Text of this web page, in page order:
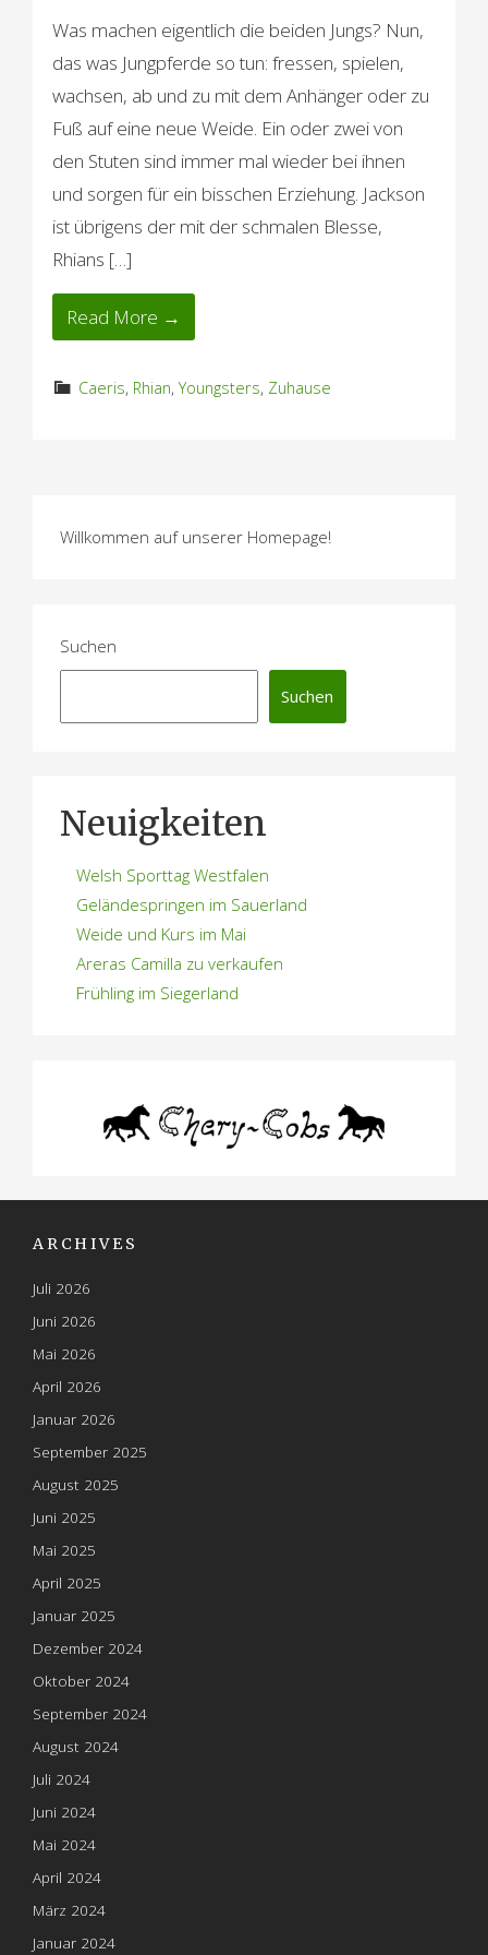
Was machen eigentlich die beiden Jungs? Nun,
das was Jungpferde so tun: fressen, spielen,
wachsen, ab und zu mit dem Anhänger oder zu
Fuß auf eine neue Weide. Ein oder zwei von
den Stuten sind immer mal wieder bei ihnen
und sorgen für ein bisschen Erziehung. Jackson
ist übrigens der mit der schmalen Blesse,
Rhians […]
Read More →
Caeris, Rhian,Youngsters, Zuhause
Willkommen auf unserer Homepage!
Suchen
Suchen
Neuigkeiten
Welsh Sporttag Westfalen
Geländespringen im Sauerland
Weide und Kurs im Mai
Areras Camilla zu verkaufen
Frühling im Siegerland
ARCHIVES
Juli 2026
Juni 2026
Mai 2026
April 2026
Januar 2026
September 2025
August 2025
Juni 2025
Mai 2025
April 2025
Januar 2025
Dezember 2024
Oktober 2024
September 2024
August 2024
Juli 2024
Juni 2024
Mai 2024
April 2024
März 2024
Januar 2024